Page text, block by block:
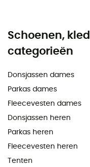
Schoenen,
categorieën
Donsjassen dames
Parkas dames
Fleecevesten dames
Donsjassen heren
Parkas heren
Fleecevesten heren
Tenten